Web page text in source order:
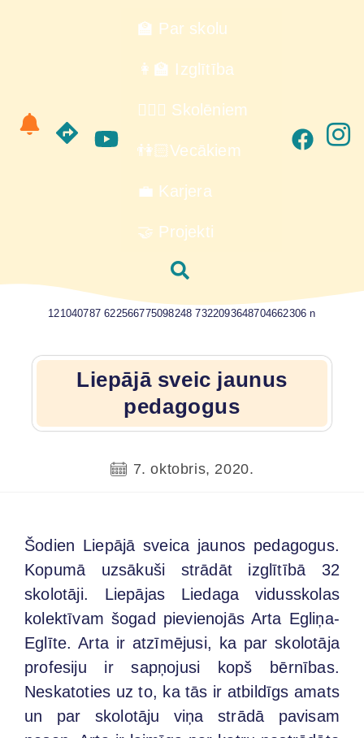
🏫 Par skolu
👩‍🏫 Izglītība
🙋🏻‍♂️ Skolēniem
👫🏻Vecākiem
💼 Karjera
🤝 Projekti
121040787 622566775098248 7322093648704662306 n
Liepājā sveic jaunus
pedagogus
7. oktobris, 2020.
Šodien Liepājā sveica jaunos pedagogus.
Kopumā uzsākuši strādāt izglītībā 32
skolotāji. Liepājas Liedaga vidusskolas
kolektīvam šogad pievienojās Arta Egliņa-
Eglīte. Arta ir atzīmējusi, ka par skolotāja
profesiju ir sapņojusi kopš bērnības.
Neskatoties uz to, ka tās ir atbildīgs amats
un par skolotāju viņa strādā pavisam